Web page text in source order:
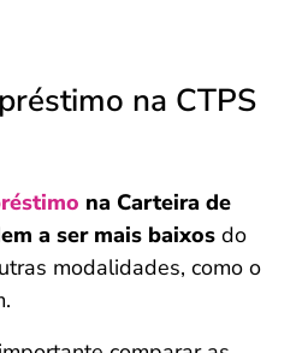
na CTPS
na Carteira de
a ser mais baixos do
modalidades, como o